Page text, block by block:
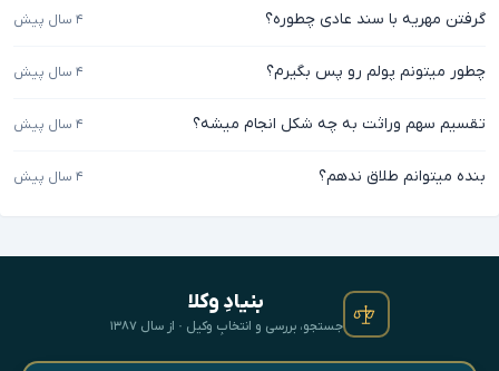
گرفتن مهریه با سند عادی چطوره؟ ۴ سال پیش
چطور میتونم پولم رو پس بگیرم؟ ۴ سال پیش
تقسیم سهم وراثت به چه شکل انجام میشه؟ ۴ سال پیش
بنده میتوانم طلاق ندهم؟ ۴ سال پیش
بنیادِ وکلا
جستجو، بررسی و انتخابِ وکیل · از سال ۱۳۸۷